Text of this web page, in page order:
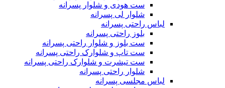
ست هودی و شلوار پسرانه
شلوار لی پسرانه
لباس راحتی پسرانه
بلوز راحتی پسرانه
ست بلوز و شلوار راحتی پسرانه
ست تاپ و شلوارک راحتی پسرانه
ست تیشرت و شلوارک راحتی پسرانه
شلوار راحتی پسرانه
لباس مجلسی پسرانه